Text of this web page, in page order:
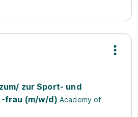
zur Sport- und
-frau (m/w/d) Academy of